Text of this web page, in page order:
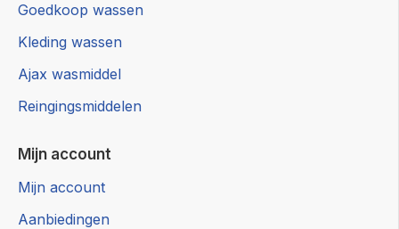
Goedkoop wassen
Kleding wassen
Ajax wasmiddel
Reingingsmiddelen
Mijn account
Mijn account
Aanbiedingen